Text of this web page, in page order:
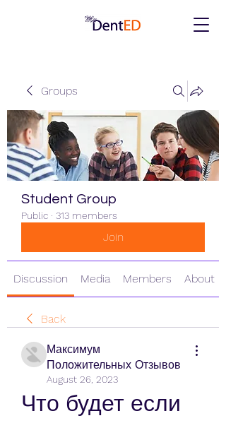
Groups
Student Group
Public · 313 members
Join
Discussion Media Members About
Back
Максимум
Положительных Отзывов
August 26, 2023
Что будет если